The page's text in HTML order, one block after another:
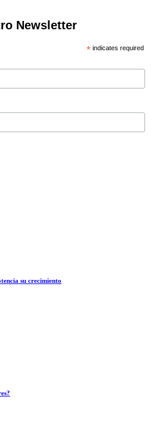
Newsletter
*indicates required
su crecimiento